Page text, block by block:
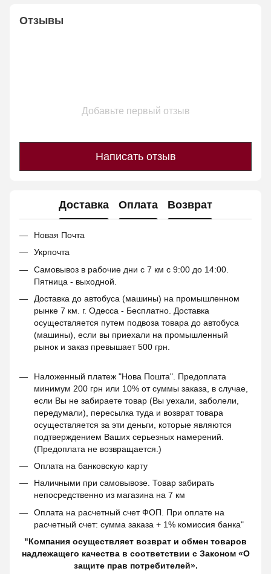
Отзывы
Добавьте первый отзыв
Написать отзыв
Доставка Оплата Возврат
Новая Почта
Укрпочта
Самовывоз в рабочие дни с 7 км с 9:00 до 14:00.
Пятница - выходной.
Доставка до автобуса (машины) на промышленном
рынке 7 км. г. Одесса - Бесплатно. Доставка
осуществляется путем подвоза товара до автобуса
(машины), если вы приехали на промышленный
рынок и заказ превышает 500 грн.
Наложенный платеж "Нова Пошта". Предоплата
минимум 200 грн или 10% от суммы заказа, в случае,
если Вы не забираете товар (Вы уехали, заболели,
передумали), пересылка туда и возврат товара
осуществляется за эти деньги, которые являются
подтверждением Ваших серьезных намерений.
(Предоплата не возвращается.)
Оплата на банковскую карту
Наличными при самовывозе. Товар забирать
непосредственно из магазина на 7 км
Оплата на расчетный счет ФОП. При оплате на
расчетный счет: сумма заказа + 1% комиссия банка"
"Компания осуществляет возврат и обмен товаров
надлежащего качества в соответствии с Законом «О
защите прав потребителей».